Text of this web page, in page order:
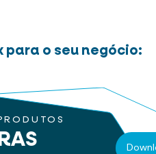
o seu negócio: